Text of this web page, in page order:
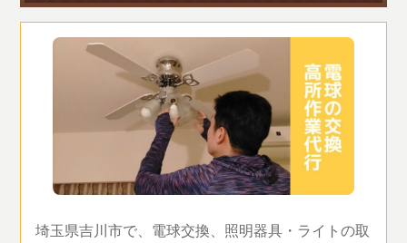
埼玉県吉川市で、電球交換、照明器具・ライトの取